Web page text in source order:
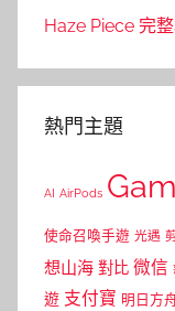
Haze Piece 完
熱門主題
AI AirPods
使命召喚手遊 光遇
想山海 對比 微信
遊 支付寶 明日方